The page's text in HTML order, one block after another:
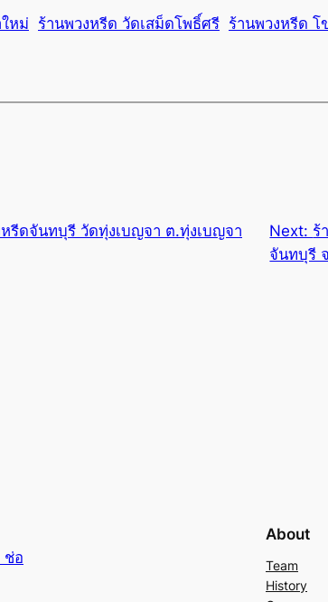
หม่ ร้านพวงหรีด วัดเสม็ดโพธิ์ศรี ร้านพวงหรีด โ
รีดจันทบุรี วัดทุ่งเบญจา ต.ทุ่งเบญจา
Next: ร้
จันทบุรี
ช่อ
About
Team
History